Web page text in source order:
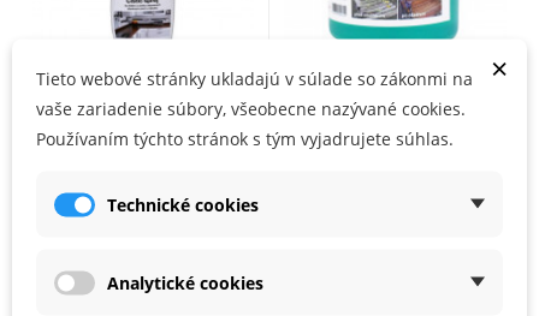
Osmo čistič sprej
bezfarebný interiér 0,5l
14,22 €
OSMO odšeďovač dreva
6609 gél 0,5l
×
Tieto webové stránky ukladajú v súlade so zákonmi na
vaše zariadenie súbory, všeobecne nazývané cookies.
Používaním týchto stránok s tým vyjadrujete súhlas.
Technické cookies
Analytické cookies